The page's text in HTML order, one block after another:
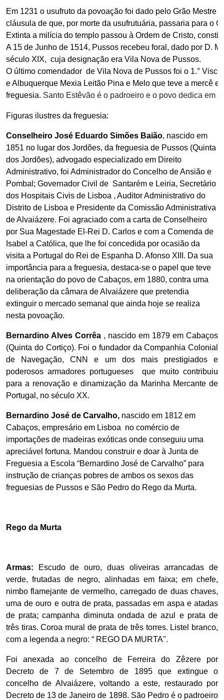
Em 1231 o usufruto da povoação foi dado pelo Grão Mestre
cláusula de que, por morte da usufrutuária, passaria para o
Extinta a milícia do templo passou à Ordem de Cristo,
A 15 de Junho de 1514, Pussos recebeu foral, dado por D.
século XIX,  cuja designação era Vila Nova de Pussos.
O último comendador de Vila Nova de Pussos foi o 1.°
e Albuquerque Mexia Leitão Pina e Melo que teve a mercê
freguesia. Santo Estêvão é o padroeiro e o povo dedica em
Figuras ilustres da freguesia:
Conselheiro José Eduardo Simões Baião, nascido em
1851 no lugar dos Jordões, da freguesia de Pussos (Quinta
dos Jordões), advogado especializado em Direito
Administrativo, foi Administrador do Concelho de Ansião e
Pombal; Governador Civil de Santarém e Leiria, Secretário
dos Hospitais Civis de Lisboa , Auditor Administrativo do
Distrito de Lisboa e Presidente da Comissão Administrativa
de Alvaiázere. Foi agraciado com a carta de Conselheiro
por Sua Magestade El-Rei D. Carlos e com a Comenda de
Isabel a Católica, que lhe foi concedida por ocasião da
visita a Portugal do Rei de Espanha D. Afonso XIII. Da sua
importância para a freguesia, destaca-se o papel que teve
na orientação do povo de Cabaços, em 1880, contra uma
deliberação da câmara de Alvaiázere que pretendia
extinguir o mercado semanal que ainda hoje se realiza
nesta povoação.
Bernardino Alves Corrêa , nascido em 1879 em Cabaços
(Quinta do Cortiço). Foi o fundador da Companhia Colonial
de Navegação, CNN e um dos mais prestigiados e
poderosos armadores portugueses
que muito contribuiu
para a renovação e dinamização da Marinha Mercante de
Portugal, no século XX.
Bernardino José de Carvalho, nascido em 1812 em
Cabaços, empresário em Lisboa no comércio de
importações de madeiras exóticas onde conseguiu uma
apreciável fortuna. Mandou construir e doar à Junta de
Freguesia a Escola “Bernardino José de Carvalho” para
instrução de crianças pobres de ambos os sexos das
freguesias de Pussos e São Pedro do Rego da Murta.
Rego da Murta
Armas: Escudo de ouro, duas oliveiras arrancadas de
verde, frutadas de negro, alinhadas em faixa; em chefe,
nimbo flamejante de vermelho, carregado de duas chaves,
uma de ouro e outra de prata, passadas em aspa e atadas
de prata; campanha diminuta ondada de azul e prata de
três tiras. Coroa mural de prata de três torres. Listel branco,
com a legenda a negro: “ REGO DA MURTA".
Foi anexada ao concelho de Ferreira do Zêzere por
Decreto de 7 de Setembro de 1895 que extingue o
concelho de Alvaiázere, voltando a este, restaurado por
Decreto de 13 de Janeiro de 1898. São Pedro é o padroeiro